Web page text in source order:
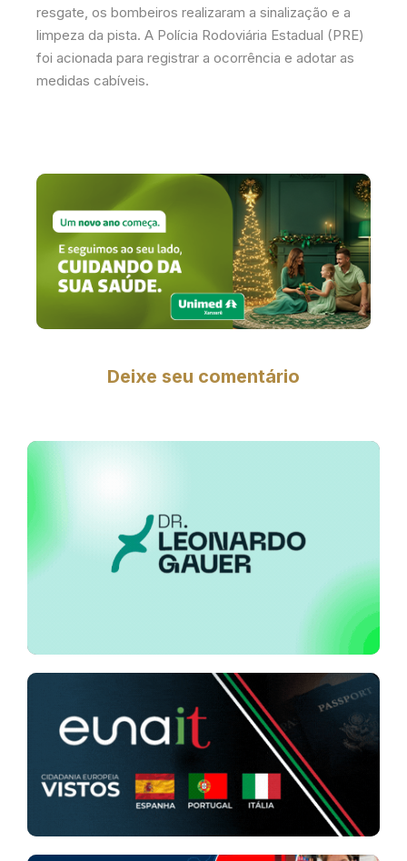
resgate, os bombeiros realizaram a sinalização e a
limpeza da pista. A Polícia Rodoviária Estadual (PRE)
foi acionada para registrar a ocorrência e adotar as
medidas cabíveis.
Deixe seu comentário